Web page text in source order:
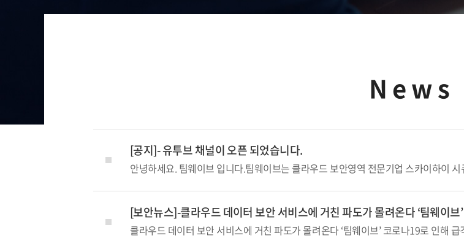
News
[공지]- 유투브 채널이 오픈 되었습니다.
[보안뉴스]-클라우드 데이터 보안 서비스에 거친 파도가 몰려온다 ‘팀웨이브’